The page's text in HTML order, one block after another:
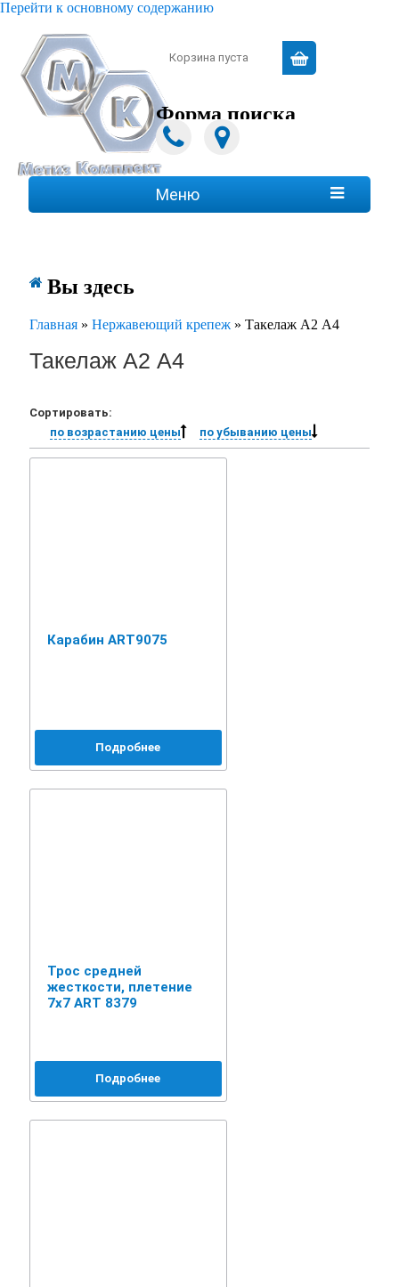
Перейти к основному содержанию
Корзина пуста
Форма поиска
Меню
 Вы здесь
Главная » Нержавеющий крепеж » Такелаж А2 А4
Такелаж А2 А4
Сортировать:
по возрастанию цены
по убыванию цены
Карабин ART9075
Подробнее
Трос средней
жесткости, плетение
7х7 ART 8379
Подробнее